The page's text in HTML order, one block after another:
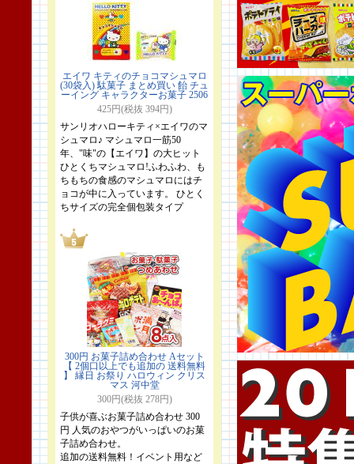
エイワ キティのチョコマシュマロ
(30袋入) 駄菓子 まとめ買い 飴 チュ
ーイング キャラクターお菓子 2506
425円(税抜 394円)
サンリオハローキティ×エイワのマ
シュマロ♪ マシュマロ一筋50
年、"味"の【エイワ】の大ヒット
ひとくちマシュマロ!ふわふわ、も
ちもちの食感のマシュマロにはチ
ョコが中に入っています。 ひとく
ちサイズの完全個包装タイプ
300円 お菓子詰め合わせ Aセット
【 2個口以上でも追加の 送料無料
】 縁日 お祭り ハロウィン クリス
マス 河中堂
300円(税抜 278円)
子供が喜ぶお菓子詰め合わせ 300
円 人気のおやつがいっぱいのお菓
子詰め合わせ。
追加の送料無料！イベント用など